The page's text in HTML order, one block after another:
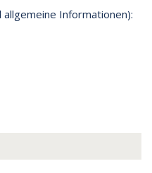
allgemeine Informationen):